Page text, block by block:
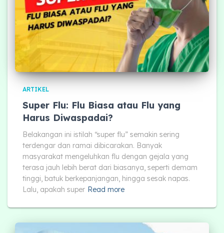
ARTIKEL
Super Flu: Flu Biasa atau Flu yang
Harus Diwaspadai?
Belakangan ini istilah “super flu” semakin sering
terdengar dan ramai dibicarakan. Banyak
masyarakat mengeluhkan flu dengan gejala yang
terasa jauh lebih berat dari biasanya, seperti demam
tinggi, batuk berkepanjangan, hingga sesak napas.
Lalu, apakah super Read more